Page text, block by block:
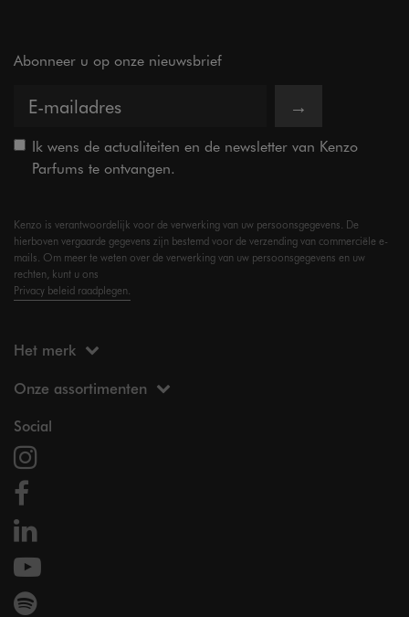
Abonneer u op onze nieuwsbrief
→
Ik wens de actualiteiten en de newsletter van Kenzo
Parfums te ontvangen.
Kenzo is verantwoordelijk voor de verwerking van uw persoonsgegevens. De
hierboven vergaarde gegevens zijn bestemd voor de verzending van commerciële e-
mails. Om meer te weten over de verwerking van uw persoonsgegevens en uw
rechten, kunt u ons
Privacy beleid raadplegen.
Het merk
Onze assortimenten
Social